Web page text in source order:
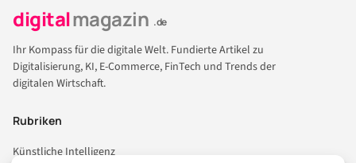
digitalmagazin .de
Ihr Kompass für die digitale Welt. Fundierte Artikel zu
Digitalisierung, KI, E-Commerce, FinTech und Trends der
digitalen Wirtschaft.
Rubriken
Künstliche Intelligenz